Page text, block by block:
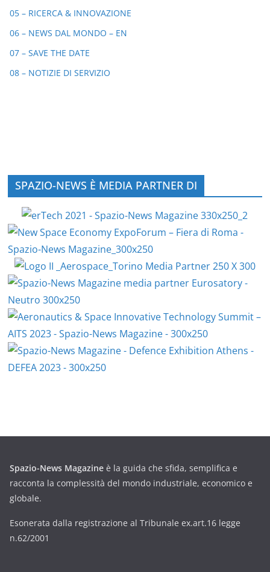
05 – RICERCA & INNOVAZIONE
06 – NEWS DAL MONDO – EN
07 – SAVE THE DATE
08 – NOTIZIE DI SERVIZIO
SPAZIO-NEWS È MEDIA PARTNER DI
Spazio-News Magazine è la guida che sfida, semplifica e
racconta la complessità del mondo industriale, economico e
globale.
Esonerata dalla registrazione al Tribunale ex.art.16 legge
n.62/2001